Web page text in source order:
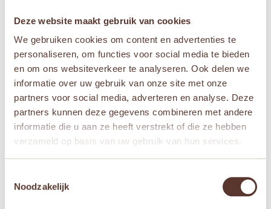
Deze website maakt gebruik van cookies
We gebruiken cookies om content en advertenties te
personaliseren, om functies voor social media te bieden
en om ons websiteverkeer te analyseren. Ook delen we
informatie over uw gebruik van onze site met onze
partners voor social media, adverteren en analyse. Deze
partners kunnen deze gegevens combineren met andere
informatie die u aan ze heeft verstrekt of die ze hebben
verzameld op basis van uw gebruik van hun services.
Noodzakelijk
Merken
Jollein
Gerelateerde producten